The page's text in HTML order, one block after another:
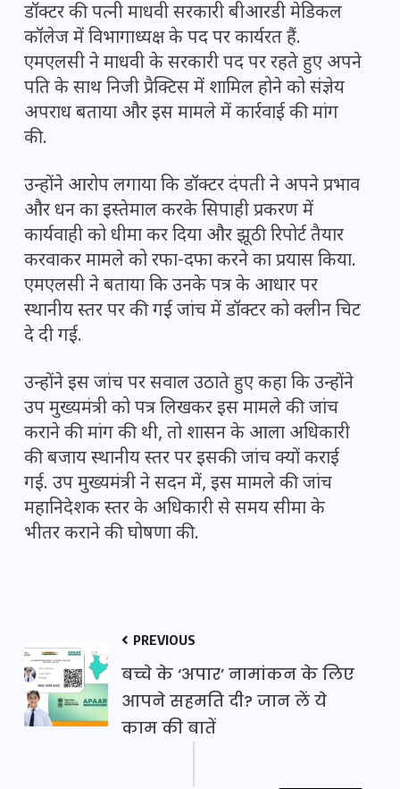
डॉक्टर की पत्नी माधवी सरकारी बीआरडी मेडिकल
कॉलेज में विभागाध्यक्ष के पद पर कार्यरत हैं.
एमएलसी ने माधवी के सरकारी पद पर रहते हुए अपने
पति के साथ निजी प्रैक्टिस में शामिल होने को संज्ञेय
अपराध बताया और इस मामले में कार्रवाई की मांग
की.
उन्होंने आरोप लगाया कि डॉक्टर दंपती ने अपने प्रभाव
और धन का इस्तेमाल करके सिपाही प्रकरण में
कार्यवाही को धीमा कर दिया और झूठी रिपोर्ट तैयार
करवाकर मामले को रफा-दफा करने का प्रयास किया.
एमएलसी ने बताया कि उनके पत्र के आधार पर
स्थानीय स्तर पर की गई जांच में डॉक्टर को क्लीन चिट
दे दी गई.
उन्होंने इस जांच पर सवाल उठाते हुए कहा कि उन्होंने
उप मुख्यमंत्री को पत्र लिखकर इस मामले की जांच
कराने की मांग की थी, तो शासन के आला अधिकारी
की बजाय स्थानीय स्तर पर इसकी जांच क्यों कराई
गई. उप मुख्यमंत्री ने सदन में, इस मामले की जांच
महानिदेशक स्तर के अधिकारी से समय सीमा के
भीतर कराने की घोषणा की.
PREVIOUS
बच्चे के ‘अपार’ नामांकन के लिए
आपने सहमति दी? जान लें ये
काम की बातें